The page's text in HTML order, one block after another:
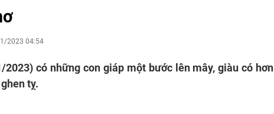
2023 04:54
2023) có những con giáp một bước lên mây, giàu có hơn
tỵ.